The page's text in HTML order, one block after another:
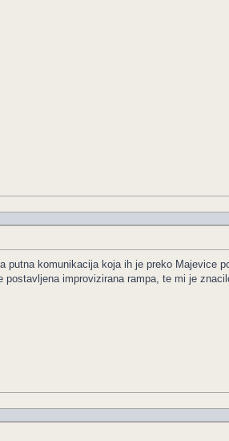
putna komunikacija koja ih je preko Majevice
improvizirana rampa, te mi je